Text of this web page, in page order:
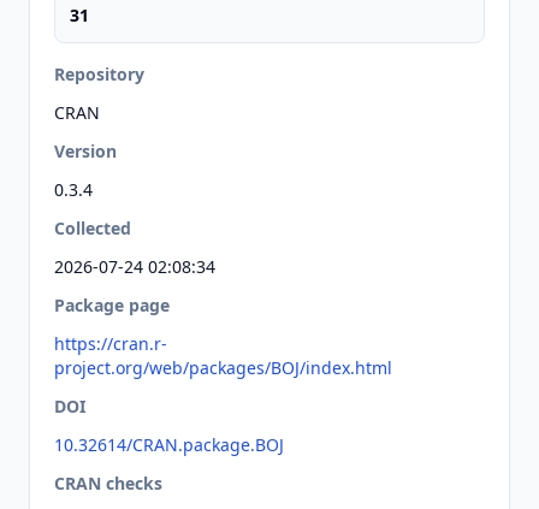
31
Repository
CRAN
Version
0.3.4
Collected
2026-07-24 02:08:34
Package page
https://cran.r-
project.org/web/packages/BOJ/index.html
DOI
10.32614/CRAN.package.BOJ
CRAN checks